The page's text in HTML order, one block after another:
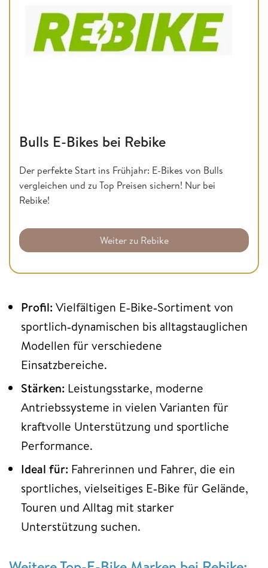
Bulls E-Bikes bei Rebike
Der perfekte Start ins Frühjahr: E-Bikes von Bulls
vergleichen und zu Top Preisen sichern! Nur bei
Rebike!
Weiter zu Rebike
Profil: Vielfältigen E‑Bike‑Sortiment von
sportlich‑dynamischen bis alltagstauglichen
Modellen für verschiedene
Einsatzbereiche.
Stärken: Leistungsstarke, moderne
Antriebssysteme in vielen Varianten für
kraftvolle Unterstützung und sportliche
Performance.
Ideal für: Fahrerinnen und Fahrer, die ein
sportliches, vielseitiges E‑Bike für Gelände,
Touren und Alltag mit starker
Unterstützung suchen.